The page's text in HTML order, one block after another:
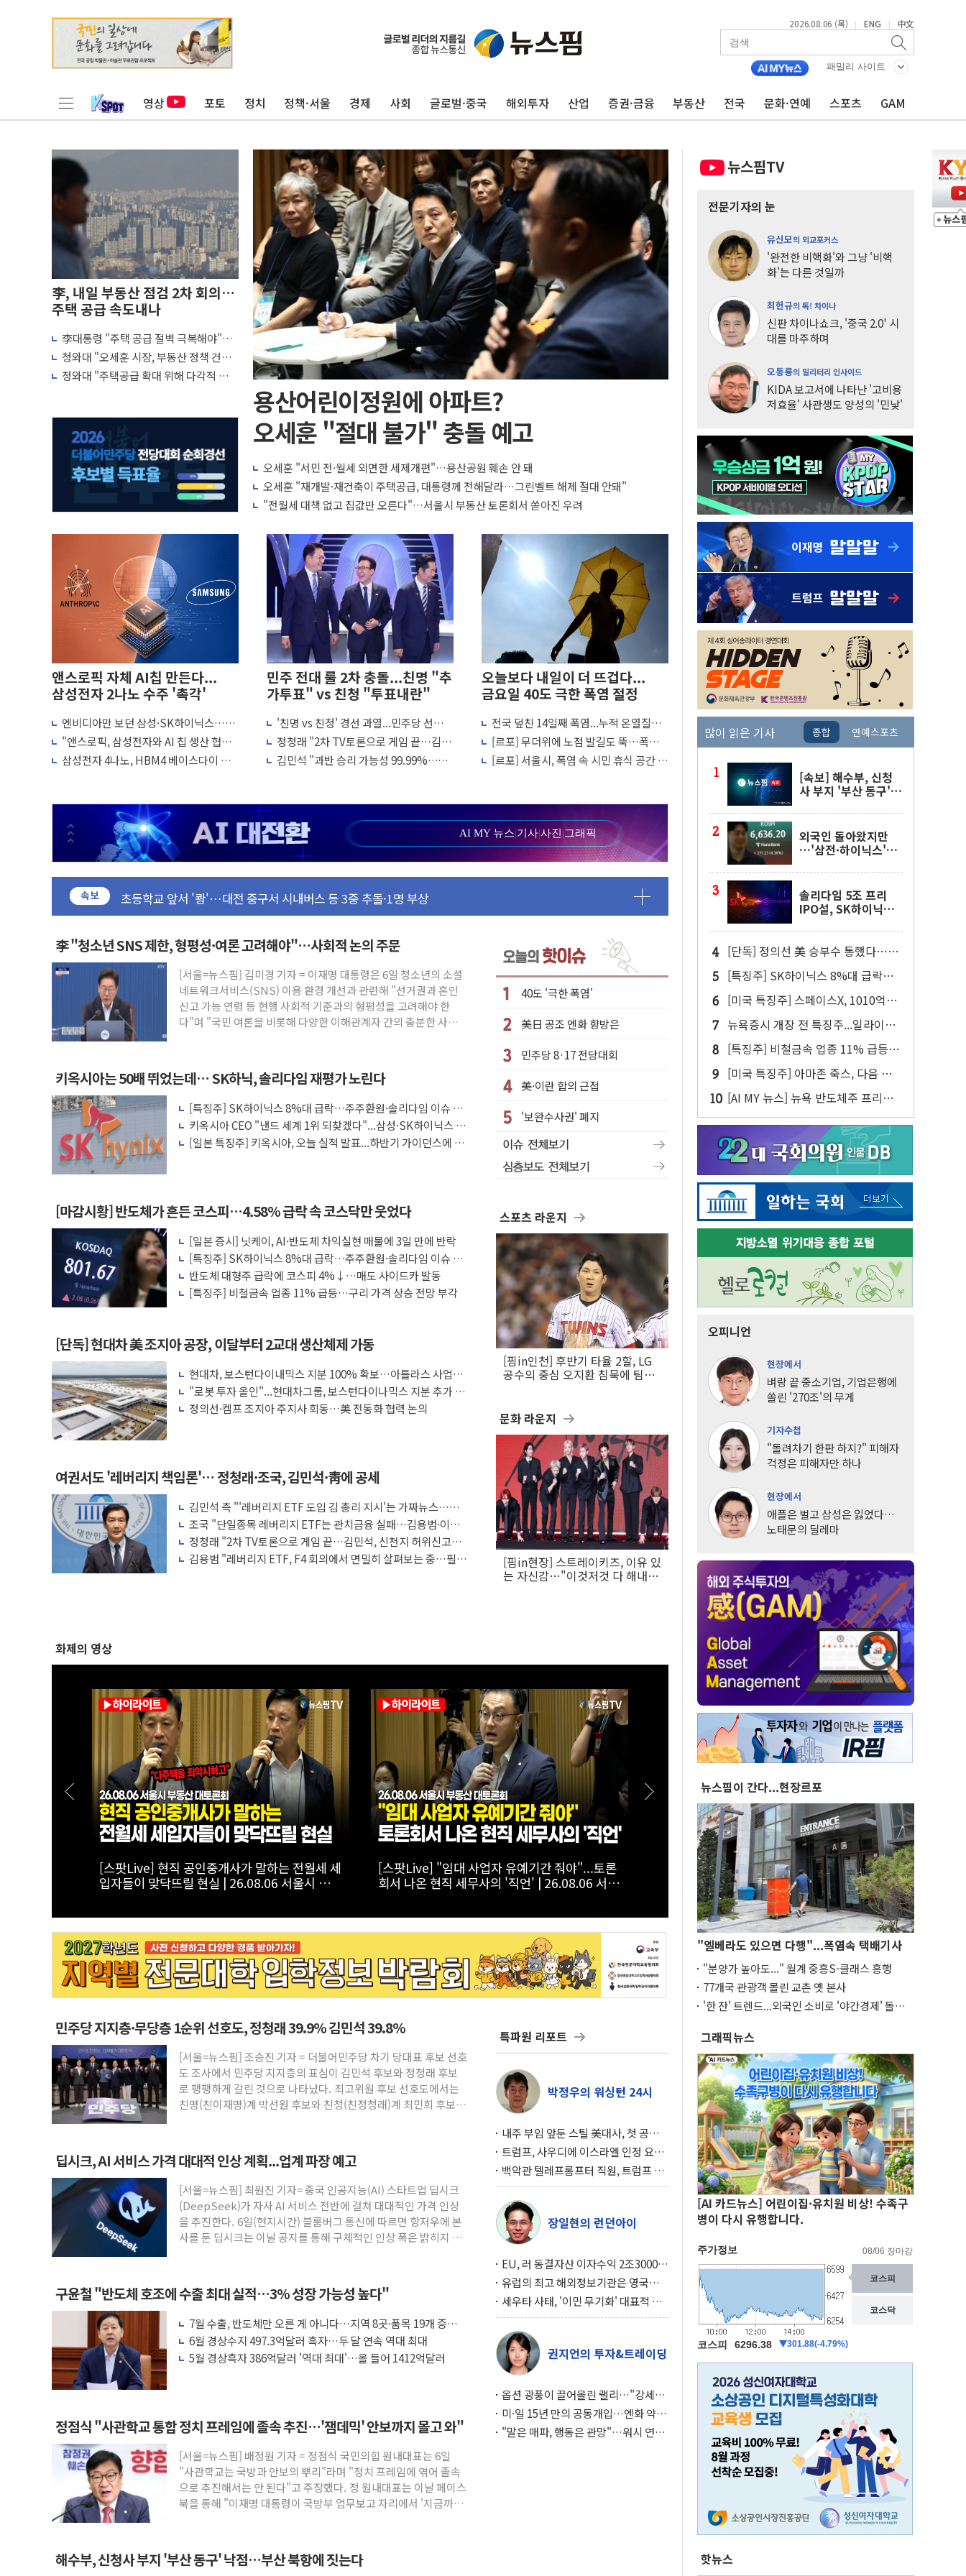
2026.08.06 (목) | ENG | 中文
패밀리 사이트
영상 포토 정치 정책·서울 경제 사회 글로벌·중국 해외투자 산업 증권·금융 부동산 전국 문화·연예 스포츠 GAM
李, 내일 부동산 점검 2차 회의…
주택 공급 속도내나
李대통령 "주택 공급 절벽 극복해야"…
귀국 직후 7시간 부동산·증시 점검회의
청와대 "오세훈 시장, 부동산 정책 건의
서 받아 면밀 검토 예정"
청와대 "주택공급 확대 위해 다각적 검토
용산어린이정원에 아파트?
오세훈 "절대 불가" 충돌 예고
오세훈 "서민 전·월세 외면한 세제개편"…용산공원 훼손 안 돼
오세훈 "재개발·재건축이 주택공급, 대통령께 전해달라…그린벨트 해제 절대 안돼"
"전월세 대책 없고 집값만 오른다"…서울시 부동산 토론회서 쏟아진 우려
앤스로픽 자체 AI칩 만든다...
삼성전자 2나노 수주 '촉각'
엔비디아만 보던 삼성·SK하이닉스…오
픈AI·앤스로픽과 '직거래'한다
"앤스로픽, 삼성전자와 AI 칩 생산 협력
논의"
삼성전자 4나노, HBM4 베이스다이 적
민주 전대 룰 2차 충돌...친명 "추
가투표" vs 친청 "투표내란"
'친명 vs 친청' 경선 과열...민주당 선관위
"불법 선거운동·방해행위 엄중 제재"
정청래 "2차 TV토론으로 게임 끝…김민
석, 신천지 허위신고에 배신 사과 안 해"
김민석 "과반 승리 가능성 99.99%…정
오늘보다 내일이 더 뜨겁다...
금요일 40도 극한 폭염 절정
전국 덮친 14일째 폭염...누적 온열질환
2441명·사망 21명
[르포] 무더위에 노점 발길도 뚝…폭염
과 사투 상인들 "손님 없다" 한숨
[르포] 서울시, 폭염 속 시민 휴식 공간 강
AI MY 뉴스|기사|사진 |그래픽
속보
CJ온스타일, 2분기 영업익 260억원…전년 比 21.2%↑
AI 연산은 포항, 전력 저장은 영광…지역펀드 9·10호 확정
[속보] 북, 동해상으로 미상 발사체 발사
[IPO] 니어스랩 "피지컬 AI 자율비행 기술로 글로벌 방산 시장 공략"
한패스, 월 송금 60만건 돌파
李대통령 "청소년 SNS 제한, 형평성·여론 고려해야…충분한 사회적 논의 주문"
초등학교 앞서 '쾅'…대전 중구서 시내버스 등 3중 추돌·1명 부상
중소기업계 "세제개편안 기본방향 공감...현장 목소리 반영되길"
"전월세 대책 없고 집값만 오른다"…서울시 부동산 토론회서 쏟아진 우려
배틀그라운드 모바일 월드컵 파리서 개막
청와대 "내일 부동산 점검 2차 회의"…주택 공급 방안 논의한다
케이피에프, 2분기 매출액 2136억원
국민통합위 "청년엔 기회를, 중고령층엔 안정을"…세대상생 일자리 특위 출범
레드캡투어, 2분기 영업익 16% 증가…역대 2분기 최대 실적
아파트에 코브라가…검찰, 멸종위기종 밀수 조직 적발
윤영달 크라운해태 회장 "미래세대와 전통문화 소통 자리, 꾸준히 만들겠다"
'주택 공급 vs 공원 보존'…용산어린이정원 활용 놓고 충돌 예고
부대찌개·보쌈 프랜차이즈 '놀부' 법원에 기업회생 신청
李 "청소년 SNS 제한, 형평성·여론 고려해야"…사회적 논의 주문
[서울=뉴스핌] 김미경 기자 = 이재명 대통령은 6일 청소년의 소셜
네트워크서비스(SNS) 이용 환경 개선과 관련해 "선거권과 혼인
신고 가능 연령 등 현행 사회적 기준과의 형평성을 고려해야 한
다"며 "국민 여론을 비롯해 다양한 이해관계자 간의 충분한 사회
키옥시아는 50배 뛰었는데… SK하닉, 솔리다임 재평가 노린다
[특징주] SK하이닉스 8%대 급락…주주환원·솔리다임 이슈 부
각
키옥시아 CEO "낸드 세계 1위 되찾겠다"...삼성·SK하이닉스 추
격 선언
[일본 특징주] 키옥시아, 오늘 실적 발표...하반기 가이던스에 쏠
[마감시황] 반도체가 흔든 코스피…4.58% 급락 속 코스닥만 웃었다
[일본 증시] 닛케이, AI·반도체 차익실현 매물에 3일 만에 반락
[특징주] SK하이닉스 8%대 급락…주주환원·솔리다임 이슈 부
각
반도체 대형주 급락에 코스피 4%↓…매도 사이드카 발동
[특징주] 비철금속 업종 11% 급등…구리 가격 상승 전망 부각
[단독] 현대차 美 조지아 공장, 이달부터 2교대 생산체제 가동
현대차, 보스턴다이내믹스 지분 100% 확보…아틀라스 사업화
가속
"로봇 투자 올인"...현대차그룹, 보스턴다이나믹스 지분 추가 인
수
정의선·켐프 조지아 주지사 회동…美 전동화 협력 논의
여권서도 '레버리지 책임론'… 정청래·조국, 김민석·靑에 공세
김민석 측 "'레버리지 ETF 도입 김 총리 지시'는 가짜뉴스…법
적 조치"
조국 "단일종목 레버리지 ETF는 관치금융 실패…김용범·이억
원 책임 물어야"
정청래 "2차 TV토론으로 게임 끝…김민석, 신천지 허위신고에
배신 사과 안 해"
김용범 "레버리지 ETF, F4 회의에서 면밀히 살펴보는 중…필요
40도 '극한 폭염'
美日 공조 엔화 향방은
민주당 8·17 전당대회
美·이란 합의 근접
'보완수사권' 폐지
스포츠 라운지
[핌in인천] 후반기 타율 2할, LG
공수의 중심 오지환 침묵에 팀도
문화 라운지
[핌in현장] 스트레이키즈, 이유 있
는 자신감…"이것저것 다 해내는
화제의 영상
[스팟Live] "전셋집 구하려다 월세 선택"...사회
에 첫발 내디딘 청년의 한탄 | 26.08.06 서울시
[스팟Live] *풀영상* 이준석, 보완수사권 폐지에
"민주당 개악입법, 불안감 가중시켜"｜
[스팟Live] '투미TV' 김제경이 내린 李정부 부동
산 정책 점수는? | 26.08.06 서울시 부동산 대토
민주당 지지층·무당층 1순위 선호도, 정청래 39.9% 김민석 39.8%
[서울=뉴스핌] 조승진 기자 = 더불어민주당 차기 당대표 후보 선호
도 조사에서 민주당 지지층의 표심이 김민석 후보와 정청래 후보
로 팽팽하게 갈린 것으로 나타났다. 최고위원 후보 선호도에서는
친명(친이재명)계 박선원 후보와 친청(친정청래)계 최민희 후보가
딥시크, AI 서비스 가격 대대적 인상 계획...업계 파장 예고
[서울=뉴스핌] 최원진 기자= 중국 인공지능(AI) 스타트업 딥시크
(DeepSeek)가 자사 AI 서비스 전반에 걸쳐 대대적인 가격 인상
을 추진한다. 6일(현지시간) 블룸버그 통신에 따르면 항저우에 본
사를 둔 딥시크는 이날 공지를 통해 구체적인 인상 폭은 밝히지 않
구윤철 "반도체 호조에 수출 최대 실적…3% 성장 가능성 높다"
7월 수출, 반도체만 오른 게 아니다…지역 8곳·품목 19개 증가
세 '뚜렷'
6월 경상수지 497.3억달러 흑자…두 달 연속 역대 최대
5월 경상흑자 386억달러 '역대 최대'…올 들어 1412억달러
정점식 "사관학교 통합 정치 프레임에 졸속 추진…'잼데믹' 안보까지 몰고 와"
[서울=뉴스핌] 배정원 기자 = 정점식 국민의힘 원내대표는 6일
"사관학교는 국방과 안보의 뿌리"라며 "정치 프레임에 엮어 졸속
으로 추진해서는 안 된다"고 주장했다. 정 원내대표는 이날 페이스
북을 통해 "이재명 대통령이 국방부 업무보고 자리에서 '지금까지
해수부, 신청사 부지 '부산 동구' 낙점…부산 북항에 짓는다
특파원 리포트
박정우의 워싱턴 24시
내주 부임 앞둔 스틸 美대사, 첫 공개
행사서 "한미동맹 강화 최우선 과제"
트럼프, 사우디에 이스라엘 인정 요
구…원자력 협정 서명 하루 만에 좌초
위기
백악관 텔레프롬프터 직원, 트럼프 연
설 미리 보고 베팅 시장서 10만달러 챙
겨
장일현의 런던아이
EU, 러 동결자산 이자수익 2조3000억
우크라 지원… 지금까지 5차례 13조
달해
유럽의 최고 해외정보기관은 영국의
MI6… 2위는 프랑스의 대외안보총국
세우타 사태, '이민 무기화' 대표적 사
례… 경제 규모 10분의 1 모로코의 스
페인 압박 수단
권지언의 투자&트레이딩
옵션 광풍이 끌어올린 랠리…"강세장
이면에 과열 경고등"
미·일 15년 만의 공동개입…엔화 약세
와의 싸움은 끝나지 않았다
"말은 매파, 행동은 관망"…워시 연준,
뉴스핌TV
전문기자의 눈
유신모의 외교포커스
'완전한 비핵화'와 그냥 '비핵
화'는 다른 것일까
최헌규의 톡! 차이나
신판 차이나쇼크, '중국 2.0' 시
대를 마주하며
오동룡의 밀리터리 인사이드
KIDA 보고서에 나타난 '고비용
저효율' 사관생도 양성의 '민낯'
많이 읽은 기사 종합 연예스포츠
[속보] 해수부, 신청
사 부지 '부산 동구'
외국인 돌아왔지만
…'삼전·하이닉스'는
솔리다임 5조 프리
IPO설, SK하이닉스
[단독] 정의선 美 승부수 통했다…현
대차 메타플랜트 2교대 가동
[특징주] SK하이닉스 8%대 급락…
주주환원·솔리다임 이슈 부각
[미국 특징주] 스페이스X, 1010억달
러 락업 해제 앞두고 주가 압박 가중
뉴욕증시 개장 전 특징주...일라이릴
리·아리스타네트웍스·디즈니↑ VS
써클·AMD·핀터레스트↓
[특징주] 비철금속 업종 11% 급등…
구리 가격 상승 전망 부각
[미국 특징주] 아마존 죽스, 다음 주
라스베이거스에서 유료 로보택시 운
행 시작
[AI MY 뉴스] 뉴욕 반도체주 프리뷰...
스페이스X 독점 공급 기대에 엔비디
아↑·AMD는 호실적에도 8%↓
오피니언
현장에서
벼랑 끝 중소기업, 기업은행에
쏠린 '270조'의 무게
기자수첩
"돌려차기 한판 하지?" 피해자
걱정은 피해자만 하나
현장에서
애플은 벌고 삼성은 잃었다…
노태문의 딜레마
뉴스핌이 간다...현장르포
"엘베라도 있으면 다행"...폭염속 택배기사
"분양가 높아도..." 월계 중흥S-클래스 흥행
77개국 관광객 몰린 교촌 옛 본사
'한 잔' 트렌드...외국인 소비로 '야간경제' 돌파
그래픽뉴스
[AI 카드뉴스] 어린이집·유치원 비상! 수족구
병이 다시 유행합니다.
핫뉴스